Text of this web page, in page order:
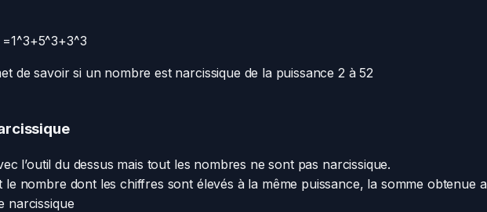
de savoir si un nombre est narcissique de la puissance 2 à 52
l’outil du dessus mais tout les nombres ne sont pas narcissique.
le nombre dont les chiffres sont élevés à la même puissance, la somme obtenue
narcissique